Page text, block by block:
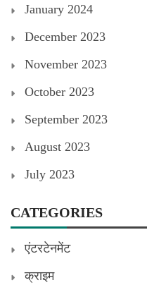
January 2024
December 2023
November 2023
October 2023
September 2023
August 2023
July 2023
CATEGORIES
एंटरटेनमेंट
क्राइम